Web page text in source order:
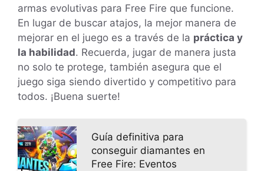
armas evolutivas para Free Fire que funcione.
En lugar de buscar atajos, la mejor manera de
mejorar en el juego es a través de la práctica y
la habilidad. Recuerda, jugar de manera justa
no solo te protege, también asegura que el
juego siga siendo divertido y competitivo para
todos. ¡Buena suerte!
Guía definitiva para
conseguir diamantes en
Free Fire: Eventos